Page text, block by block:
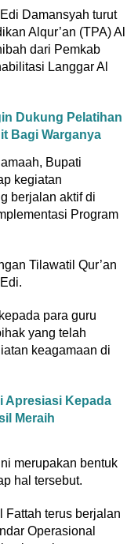
Damansyah turut
Alqur’an (TPA) Al
dari Pemkab
Langgar Al
Dukung Pelatihan
Bagi Warganya
Bupati
kegiatan
berjalan aktif di
Program
Tilawatil Qur’an
para guru
yang telah
keagamaan di
Apresiasi Kepada
Meraih
merupakan bentuk
hal tersebut.
Fattah terus berjalan
Operasional